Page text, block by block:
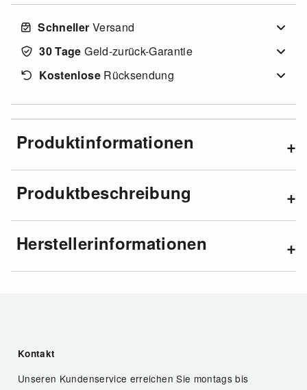
Schneller Versand
30 Tage Geld-zurück-Garantie
KostenloseRücksendung
Produktinformationen
Produktbeschreibung
Herstellerinformationen
Kontakt
Unseren Kundenservice erreichen Sie montags bis